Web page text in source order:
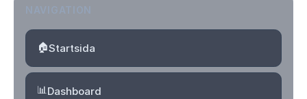
🏠Startsida
📊Dashboard